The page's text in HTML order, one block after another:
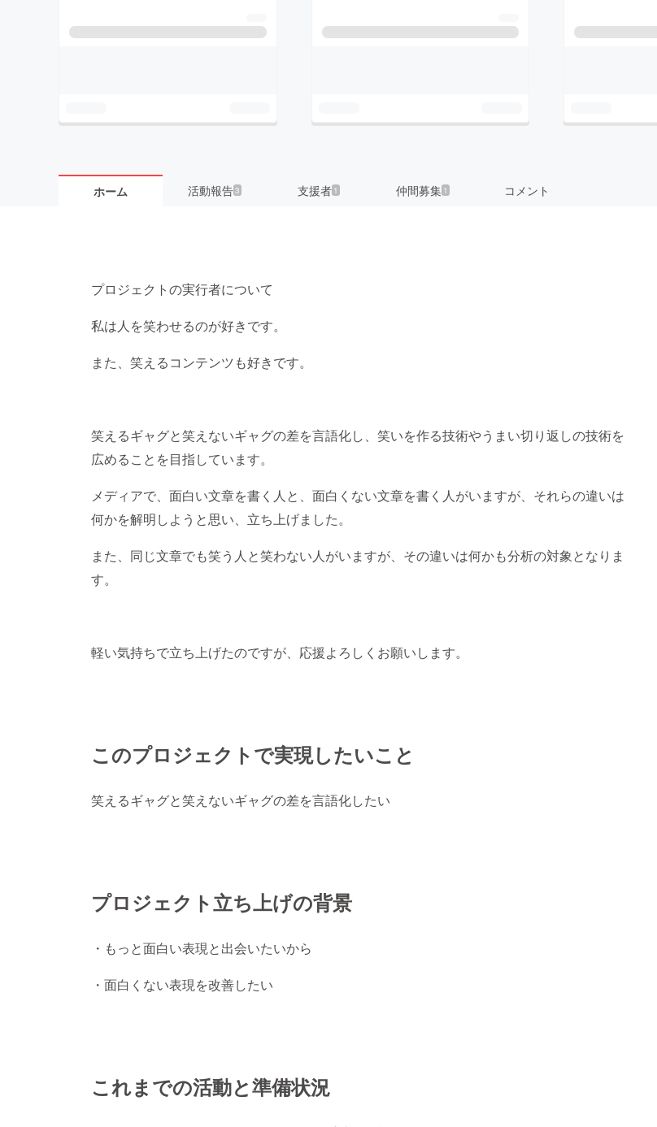
ホーム 活動報告3 支援者 1 仲間募集 1 コメント
プロジェクトの実行者について
私は人を笑わせるのが好きです。
また、笑えるコンテンツも好きです。
笑えるギャグと笑えないギャグの差を言語化し、笑いを作る技術やうまい切り返しの技術を
広めることを目指しています。
メディアで、面白い文章を書く人と、面白くない文章を書く人がいますが、それらの違いは
何かを解明しようと思い、立ち上げました。
また、同じ文章でも笑う人と笑わない人がいますが、その違いは何かも分析の対象となりま
す。
軽い気持ちで立ち上げたのですが、応援よろしくお願いします。
このプロジェクトで実現したいこと
笑えるギャグと笑えないギャグの差を言語化したい
プロジェクト立ち上げの背景
・もっと面白い表現と出会いたいから
・面白くない表現を改善したい
これまでの活動と準備状況